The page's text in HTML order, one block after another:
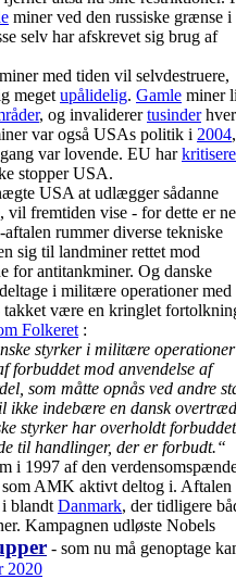
miner ved den russiske grænse i
selv har afskrevet sig brug af
med tiden vil selvdestruere,
meget upålidelig. Gamle miner
, og invaliderertusinder
var også USAs politik i 2004
var lovende. EU har
stopper USA.
USA at udlægger sådanne
vil fremtiden vise - for dette er
rummer diverse tekniske
sig til landminer rettet mod
for antitankminer. Og danske
i militære operationer
takket være en kringlet
Folkeret :
styrker i militære
forbuddet mod anvendelse af
som måtte opnås ved andre
ikke indebære en dansk
styrker har overholdt
til handlinger, der er forbudt.“
i 1997 af den
som AMK aktivt deltog i. Aftalen
blandt Danmark, der tidligere
Kampagnen udløste Nobels
- som nu må genoptage
2020